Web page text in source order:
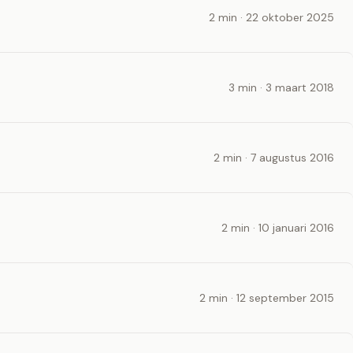
2 min · 22 oktober 2025
3 min · 3 maart 2018
2 min · 7 augustus 2016
2 min · 10 januari 2016
2 min · 12 september 2015